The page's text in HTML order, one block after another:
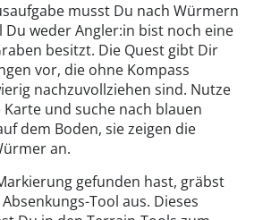
musst Du nach Würmern
Du weder Angler:in bist noch eine
besitzt. Die Quest gibt Dir
vor, die ohne Kompass
nachzuvollziehen sind. Nutze
und suche nach blauen
dem Boden, sie zeigen die
an.
gefunden hast, gräbst
Tool aus. Dieses